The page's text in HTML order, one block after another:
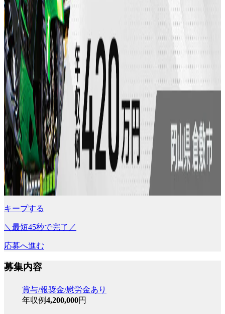
キープする
＼最短45秒で完了／
応募へ進む
募集内容
賞与/報奨金/慰労金あり
年収例4,200,000円